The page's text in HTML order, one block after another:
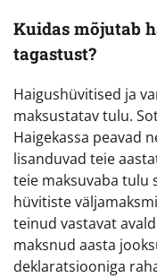
Kuidas mõjutab
tagastust?
Haigushüvitised ja
maksustatav tulu.
Haigekassa peavad
lisanduvad teie
teie maksuvaba tulu
hüvitiste
teinud vastavat
maksnud aasta
deklaratsiooniga